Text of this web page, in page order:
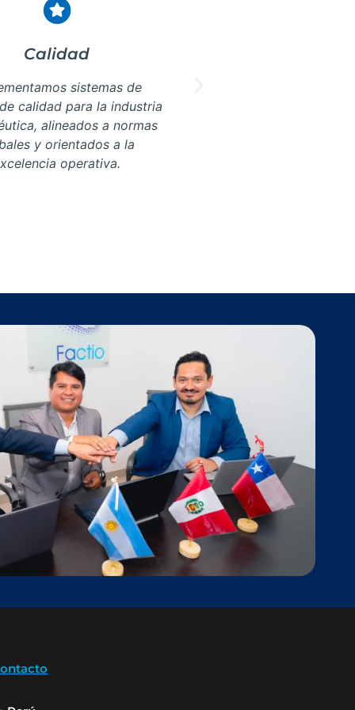
Calidad
sistemas de
calidad para la industria
alineados a normas
y orientados a la
operativa.